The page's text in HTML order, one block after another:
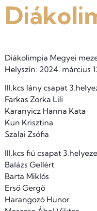
Diákolimpia Megyei
Helyszín: 2024. március
III.kcs lány csapat
Farkas Zorka Lili
Karanyicz Hanna Kata
Kun Krisztina
Szalai Zsófia
III.kcs fiú csapat
Balázs Gellért
Barta Miklós
Erső Gergő
Harangozó Hunor